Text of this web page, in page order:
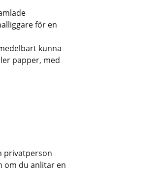
för en
kunna
papper, med
privatperson
om du anlitar en